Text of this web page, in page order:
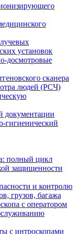
установок
досмотровые
сканера
людей (РСЧ)
документации
полный цикл
защищенности
и контролю
грузов, багажа
с оператором
с интроскопами